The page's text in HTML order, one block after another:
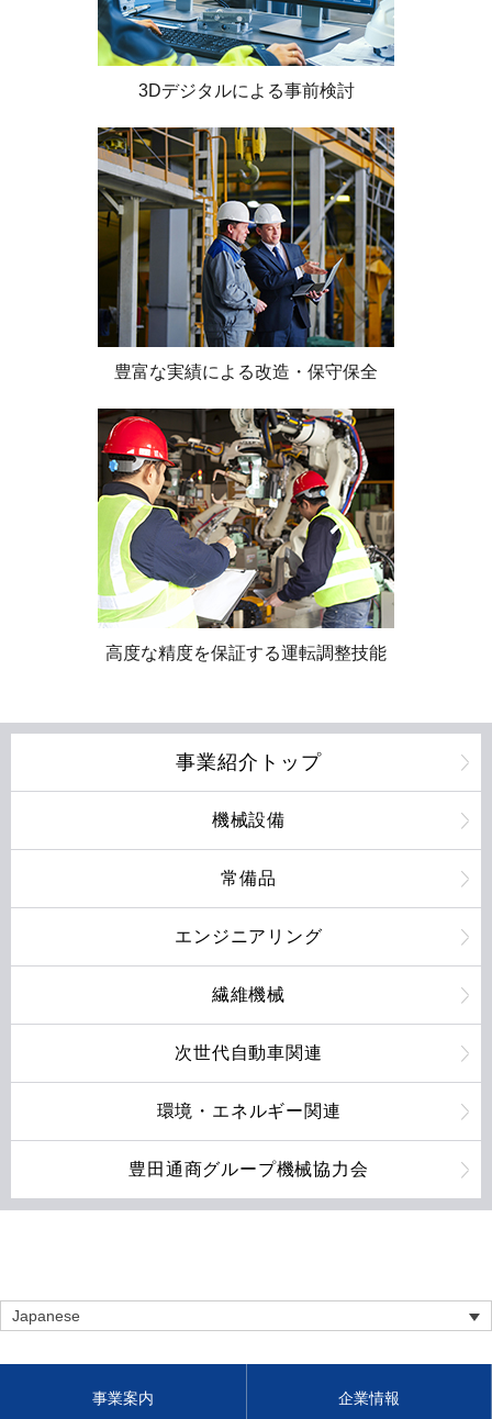
3Dデジタルによる事前検討
豊富な実績による改造・保守保全
高度な精度を保証する運転調整技能
事業紹介トップ
機械設備
常備品
エンジニアリング
繊維機械
次世代自動車関連
環境・エネルギー関連
豊田通商グループ機械協力会
Japanese
事業案内 企業情報